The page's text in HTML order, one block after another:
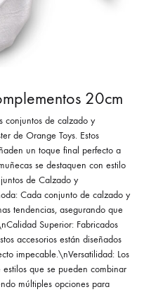
20cm
conjuntos de calzado y
de Orange Toys. Estos
un toque final perfecto a
se destaquen con estilo
de Calzado y
Cada conjunto de calzado y
tendencias, asegurando que
Superior: Fabricados
accesorios están diseñados
impecable.\nVersatilidad: Los
que se pueden combinar
múltiples opciones para